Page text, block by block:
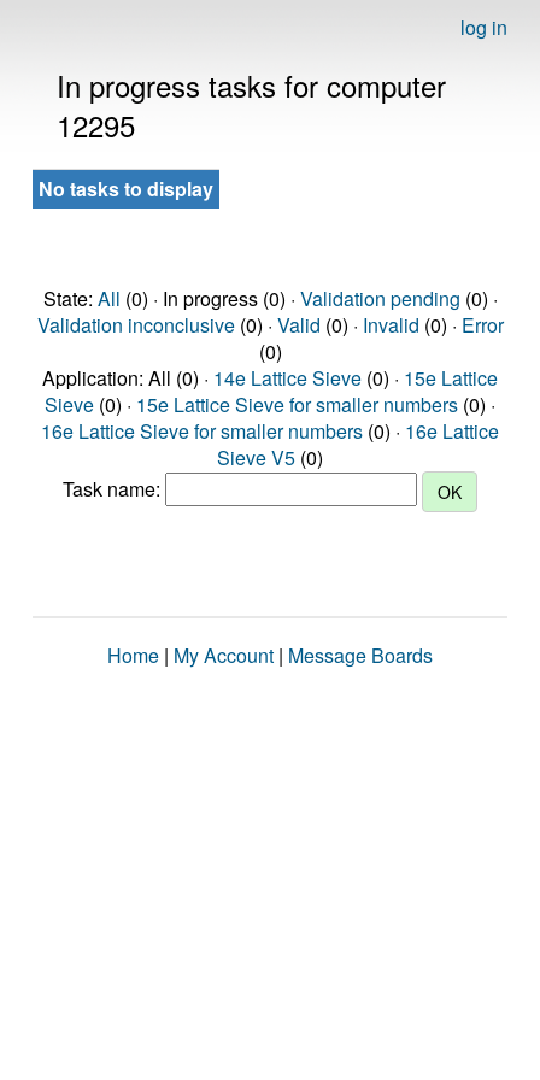
log in
In progress tasks for computer
12295
No tasks to display
State: All (0) · In progress (0) · Validation pending (0) ·
Validation inconclusive(0) · Valid (0) · Invalid (0) · Error
(0)
Application: All (0) · 14e Lattice Sieve (0) · 15e Lattice
Sieve (0) · 15e Lattice Sieve for smaller numbers (0) ·
16e Lattice Sieve for smaller numbers (0) · 16e Lattice
Sieve V5 (0)
Task name:
Home | My Account | Message Boards